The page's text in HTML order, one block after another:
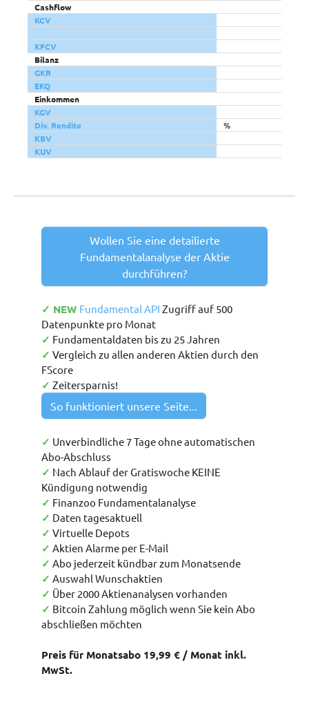
Cashflow
KCV
KFCV
Bilanz
GKR
EKQ
Einkommen
KGV
Div. Rendite
%
KBV
KUV
Wollen Sie eine detailierte
Fundamentalanalyse der Aktie
durchführen?
✓ NEW Fundamental API Zugriff auf 500
Datenpunkte pro Monat
✓ Fundamentaldaten bis zu 25 Jahren
✓ Vergleich zu allen anderen Aktien durch den
FScore
✓ Zeitersparnis!
So funktioniert unsere Seite...
✓ Unverbindliche 7 Tage ohne automatischen
Abo-Abschluss
✓ Nach Ablauf der Gratiswoche KEINE
Kündigung notwendig
✓ Finanzoo Fundamentalanalyse
✓ Daten tagesaktuell
✓ Virtuelle Depots
✓ Aktien Alarme per E-Mail
✓ Abo jederzeit kündbar zum Monatsende
✓ Auswahl Wunschaktien
✓ Über 2000 Aktienanalysen vorhanden
✓ Bitcoin Zahlung möglich wenn Sie kein Abo
abschließen möchten
Preis für Monatsabo 19,99 € / Monat inkl.
MwSt.